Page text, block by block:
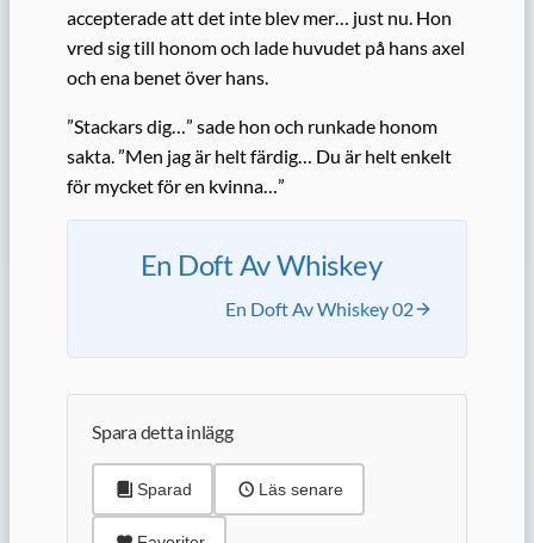
accepterade att det inte blev mer… just nu. Hon
vred sig till honom och lade huvudet på hans axel
och ena benet över hans.
”Stackars dig…” sade hon och runkade honom
sakta. ”Men jag är helt färdig… Du är helt enkelt
för mycket för en kvinna…”
En Doft Av Whiskey
En Doft Av Whiskey 02
Spara detta inlägg
Sparad Läs senare